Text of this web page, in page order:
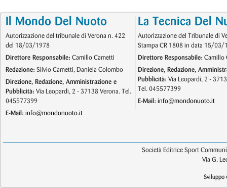
Il Mondo Del Nuoto
Autorizzazione del tribunale di Verona n. 422
del 18/03/1978
Direttore Responsabile: Camillo Cametti
Redazione: Silvio Cametti, Daniela Colombo
Direzione, Redazione, Amministrazione e
Pubblicità: Via Leopardi, 2 - 37138 Verona. Tel.
045577399
E-Mail: info@mondonuoto.it
La Tecnica Del
Autorizzazione del Tribunale di
Stampa CR 1808 in data 15/03/
Direttore Responsabile: Camillo
Direzione, Redazione,
Pubblicità: Via Leopardi, 2 -
Tel. 045577399
E-Mail: info@mondonuoto.it
Società Editrice Sport
Via G.
Sviluppo